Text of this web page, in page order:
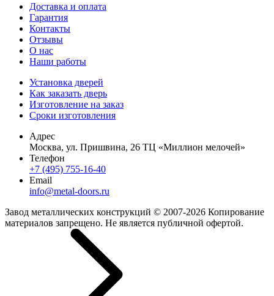
Доставка и оплата
Гарантия
Контакты
Отзывы
О нас
Наши работы
Установка дверей
Как заказать дверь
Изготовление на заказ
Сроки изготовления
Адрес
Москва, ул. Пришвина, 26 ТЦ «Миллион мелочей»
Телефон
+7 (495) 755-16-40
Email
info@metal-doors.ru
Завод металлических конструкций © 2007-2026 Копирование
материалов запрещено. Не является публичной офертой.